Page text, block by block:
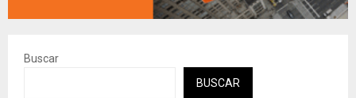
Buscar
BUSCAR